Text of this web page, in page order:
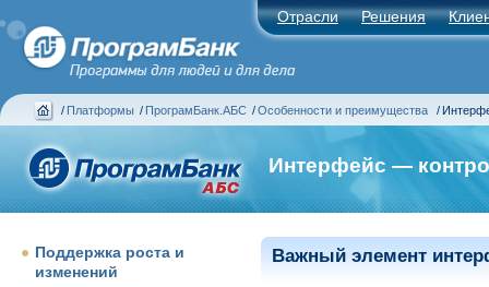
Отрасли Решения
/ Платформы / ПрограмБанк.АБС / Особенности и преимущества /
Интерфейс —
Поддержка роста и
изменений
Важный элемент